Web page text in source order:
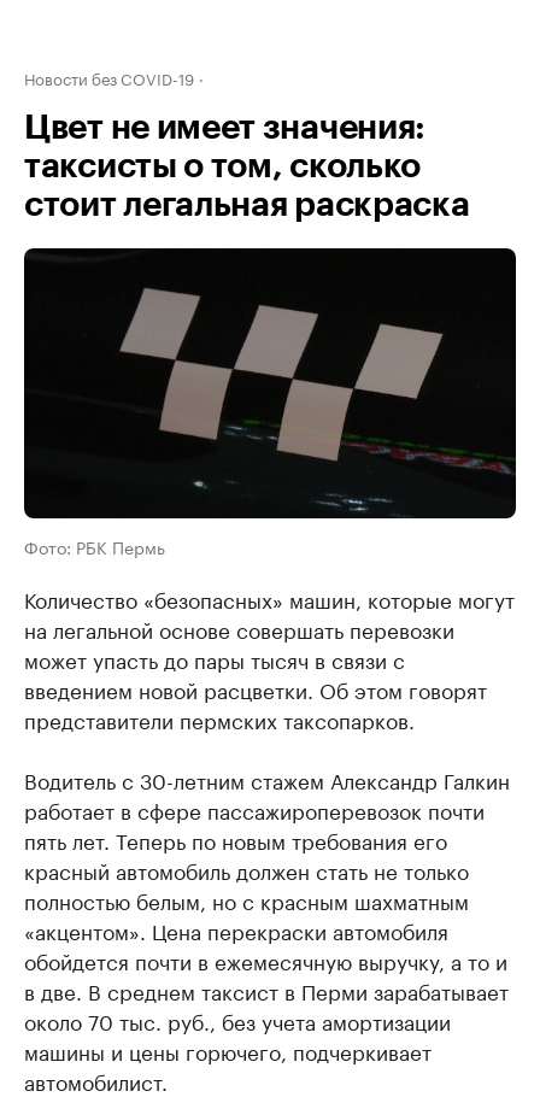
Новости без COVID-19
Цвет не имеет значения:
таксисты о том, сколько
стоит легальная раскраска
Фото: РБК Пермь
Количество «безопасных» машин, которые могут
на легальной основе совершать перевозки
может упасть до пары тысяч в связи с
введением новой расцветки. Об этом говорят
представители пермских таксопарков.
Водитель с 30-летним стажем Александр Галкин
работает в сфере пассажироперевозок почти
пять лет. Теперь по новым требования его
красный автомобиль должен стать не только
полностью белым, но с красным шахматным
«акцентом». Цена перекраски автомобиля
обойдется почти в ежемесячную выручку, а то и
в две. В среднем таксист в Перми зарабатывает
около 70 тыс. руб., без учета амортизации
машины и цены горючего, подчеркивает
автомобилист.